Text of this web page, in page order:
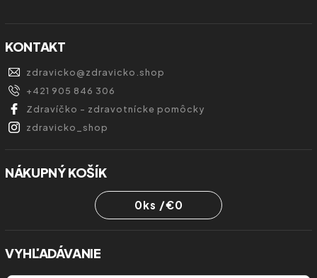
KONTAKT
zdravicko@zdravicko.shop
+421 905 846 306
Zdravíčko - zdravotnícke pomôcky
zdravicko_shop
NÁKUPNÝ KOŠÍK
0ks /€0
VYHĽADÁVANIE